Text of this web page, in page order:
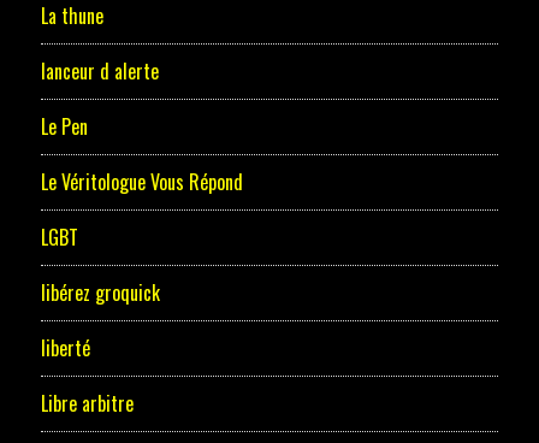
La thune
lanceur d alerte
Le Pen
Le Véritologue Vous Répond
LGBT
libérez groquick
liberté
Libre arbitre